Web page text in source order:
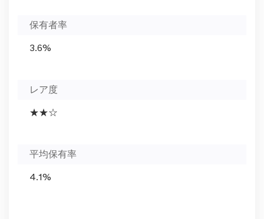
保有者率
3.6%
レア度
★★☆
平均保有率
4.1%